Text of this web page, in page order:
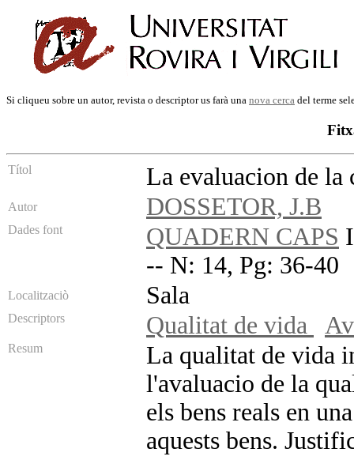
Si cliqueu sobre un autor, revista o descriptor us farà una nova cerca del terme
Títol La evaluacion de la
Autor DOSSETOR, J.B
Dades font QUADERN CAPS
-- N: 14, Pg: 36-40
Localitzaciò Sala
Descriptors Qualitat de vida
Resum
La qualitat de vida
l'avaluacio de la
els bens reals en
aquests bens.